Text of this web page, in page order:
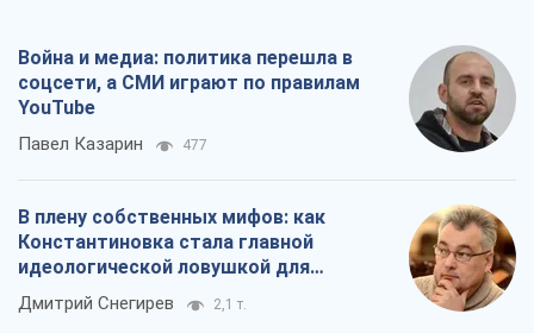
Война и медиа: политика перешла в
соцсети, а СМИ играют по правилам
YouTube
Павел Казарин 477
В плену собственных мифов: как
Константиновка стала главной
идеологической ловушкой для
российских оккупантов
Дмитрий Снегирев 2,1 т.